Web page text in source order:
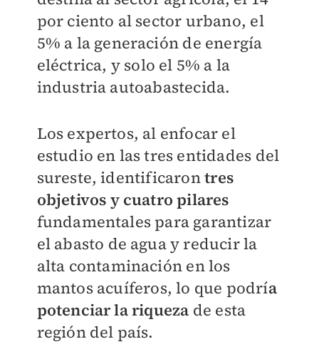
por ciento al sector urbano, el
5% a la generación de energía
eléctrica, y solo el 5% a la
industria autoabastecida.
Los expertos, al enfocar el
estudio en las tres entidades del
sureste, identificarontres
objetivos y cuatro pilares
fundamentales para garantizar
el abasto de agua y reducir la
alta contaminación en los
mantosacuíferos, lo que podría
potenciar la riqueza de esta
región del país.